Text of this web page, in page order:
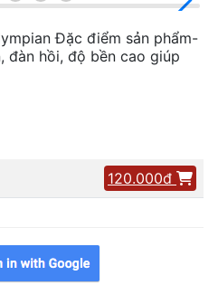
Đặc điểm sản phẩm-
đàn hồi, độ bền cao giúp
120.000đ